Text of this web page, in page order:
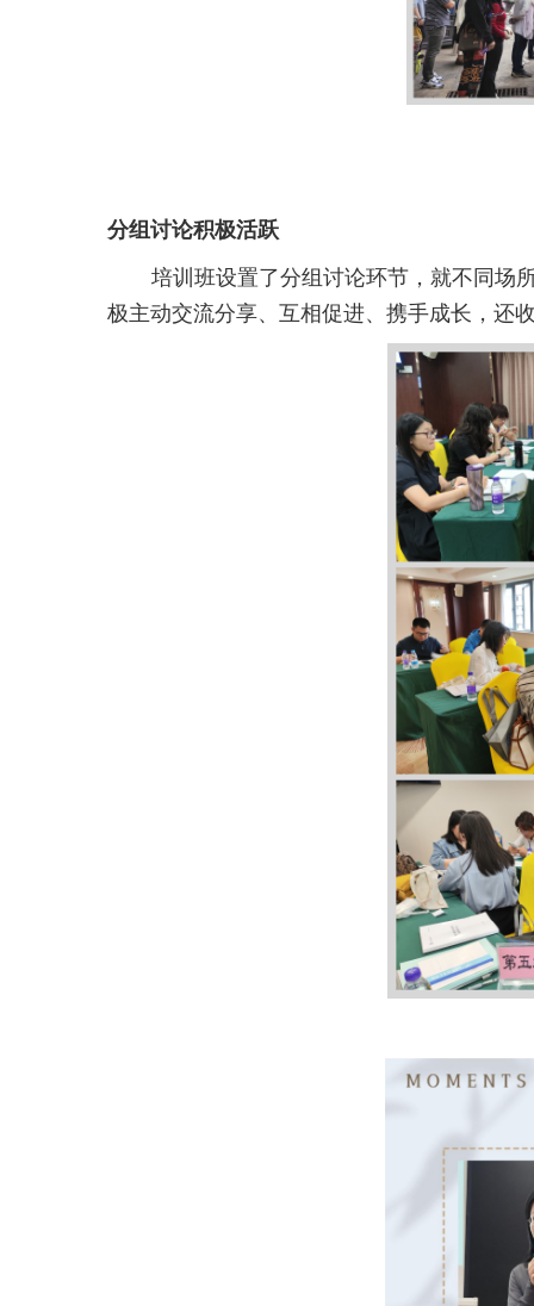
分组讨论积极活跃
培训班设置了分组讨论环节，就不同场
极主动交流分享、互相促进、携手成长，还